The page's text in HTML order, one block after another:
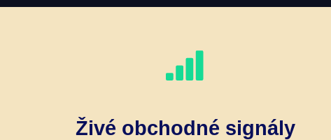
Živé obchodné signály